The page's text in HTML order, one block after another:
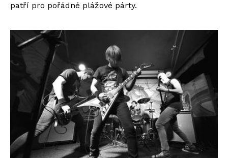
patří pro pořádné plážové párty.